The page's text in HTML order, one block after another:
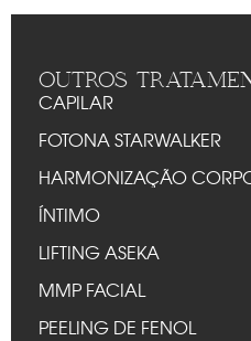
OUTROS
CAPILAR
FOTONA STARWALKER
HARMONIZAÇÃO
ÍNTIMO
LIFTING ASEKA
MMP FACIAL
PEELING DE FENOL